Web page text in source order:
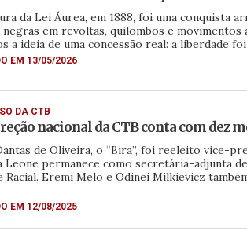
da Lei Áurea, em 1888, foi uma conquista
em revoltas, quilombos e movimentos
a ideia de uma concessão real: a liberdade
EM 13/05/2026
DA CTB
nacional da CTB conta com dez
de Oliveira, o “Bira”, foi reeleito vice-
Leone permanece como secretária-adjunta
Racial. Eremi Melo e Odinei Milkievicz
EM 12/08/2025